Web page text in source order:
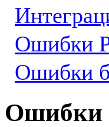
Ошибки
Ошибки
Ошибки